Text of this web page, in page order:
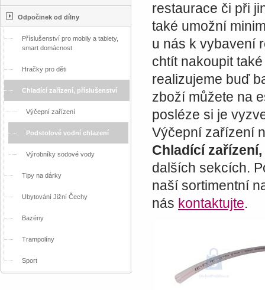
restaurace či při
také umožní
u nás k vybavení
chtít nakoupit
realizujeme buď
zboží můžete na
posléze si je
Výčepní zařízení
Chladící
dalších sekcích.
naší sortimentní
nás kontaktujte.
Odpočinek od dílny
Příslušenství pro mobily a tablety,
smart domácnost
Hračky pro děti
Chladící zařízení, příslušenství
Výčepní zařízení
Podstolové vodní chlazení
Výrobníky sodové vody
Tipy na dárky
Ubytování Jižní Čechy
Bazény
Trampolíny
Sport